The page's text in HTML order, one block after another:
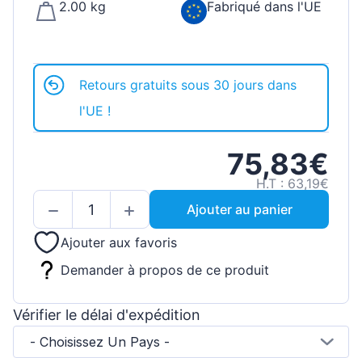
2.00 kg
Fabriqué dans l'UE
Retours gratuits sous 30 jours dans
l'UE !
75,83€
H.T : 63,19€
Ajouter au panier
Ajouter aux favoris
Demander à propos de ce produit
Vérifier le délai d'expédition
- Choisissez Un Pays -